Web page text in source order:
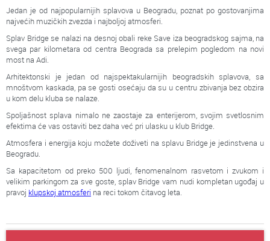
Jedan je od najpopularnijih splavova u Beogradu, poznat po gostovanjima
najvećih muzičkih zvezda i najboljoj atmosferi.
Splav Bridge se nalazi na desnoj obali reke Save iza beogradskog sajma, na
svega par kilometara od centra Beograda sa prelepim pogledom na novi
most na Adi.
Arhitektonski je jedan od najspektakularnijih beogradskih splavova, sa
mnoštvom kaskada, pa se gosti osećaju da su u centru zbivanja bez obzira
u kom delu kluba se nalaze.
Spoljašnost splava nimalo ne zaostaje za enterijerom, svojim svetlosnim
efektima će vas ostaviti bez daha već pri ulasku u klub Bridge.
Atmosfera i energija koju možete doživeti na splavu Bridge je jedinstvena u
Beogradu.
Sa kapacitetom od preko 500 ljudi, fenomenalnom rasvetom i zvukom i
velikim parkingom za sve goste, splav Bridge vam nudi kompletan ugođaj u
pravoj klupskoj atmosferi na reci tokom čitavog leta.